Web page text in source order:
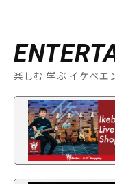
楽しむ 学ぶ イケベエ